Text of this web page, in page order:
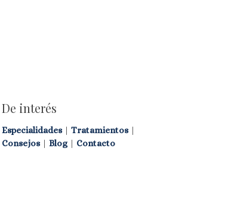
De interés
Especialidades | Tratamientos |
Consejos | Blog | Contacto